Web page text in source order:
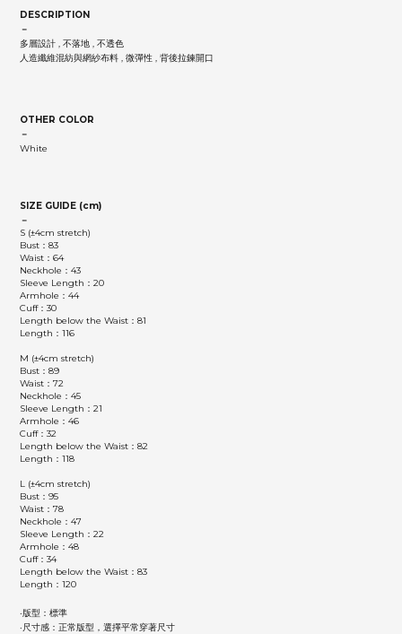
DESCRIPTION
－
多層設計 , 不落地 , 不透色
人造纖維混紡與網紗布料 , 微彈性 , 背後拉鍊開口
OTHER COLOR
－
White
SIZE GUIDE (cm)
－
S (±4cm stretch)
Bust：83
Waist：64
Neckhole：43
Sleeve Length：20
Armhole：44
Cuff：30
Length below the Waist：81
Length：116
M (±4cm stretch)
Bust：89
Waist：72
Neckhole：45
Sleeve Length：21
Armhole：46
Cuff：32
Length below the Waist：82
Length：118
L (±4cm stretch)
Bust：95
Waist：78
Neckhole：47
Sleeve Length：22
Armhole：48
Cuff：34
Length below the Waist：83
Length：120
‧版型：標準
‧尺寸感：正常版型，選擇平常穿著尺寸